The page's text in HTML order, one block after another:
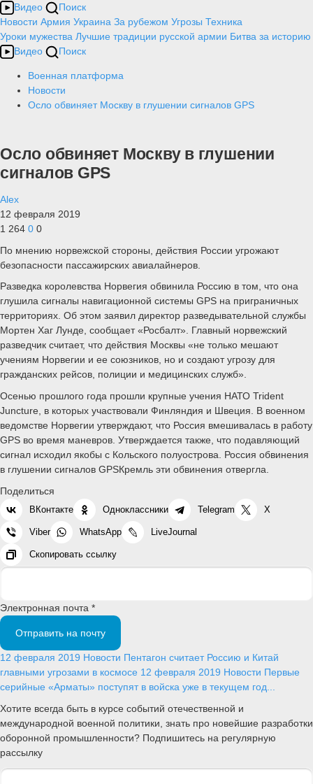
Видео
Поиск
Новости Армия Украина За рубежом Угрозы Техника
Уроки мужества Лучшие традиции русской армии Битва за историю
Видео
Поиск
Военная платформа
Новости
Осло обвиняет Москву в глушении сигналов GPS
Осло обвиняет Москву в глушении
сигналов GPS
Alex
12 февраля 2019
1 264 0 0
По мнению норвежской стороны, действия России угрожают
безопасности пассажирских авиалайнеров.
Разведка королевства Норвегия обвинила Россию в том, что она
глушила сигналы навигационной системы GPS на приграничных
территориях. Об этом заявил директор разведывательной службы
Мортен Хаг Лунде, сообщает «Росбалт». Главный норвежский
разведчик считает, что действия Москвы «не только мешают
учениям Норвегии и ее союзников, но и создают угрозу для
гражданских рейсов, полиции и медицинских служб».
Осенью прошлого года прошли крупные учения НАТО Trident
Juncture, в которых участвовали Финляндия и Швеция. В военном
ведомстве Норвегии утверждают, что Россия вмешивалась в работу
GPS во время маневров. Утверждается также, что подавляющий
сигнал исходил якобы с Кольского полуострова. Россия обвинения
в глушении сигналов GPSКремль эти обвинения отвергла.
Поделиться
ВКонтакте Одноклассники Telegram X
Viber WhatsApp LiveJournal
Скопировать ссылку
Электронная почта *
Отправить на почту
12 февраля 2019 Новости Пентагон считает Россию и Китай
главными угрозами в космосе 12 февраля 2019 Новости Первые
серийные «Арматы» поступят в войска уже в текущем год...
Хотите всегда быть в курсе событий отечественной и
международной военной политики, знать про новейшие разработки
оборонной промышленности? Подпишитесь на регулярную
рассылку